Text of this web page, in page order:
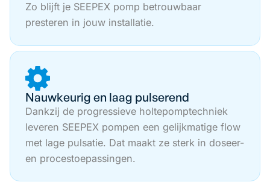
Zo blijft je SEEPEX pomp betrouwbaar
presteren in jouw installatie.
Nauwkeurig en laag pulserend
Dankzij de progressieve holtepomptechniek
leveren SEEPEX pompen een gelijkmatige flow
met lage pulsatie. Dat maakt ze sterk in doseer-
en procestoepassingen.